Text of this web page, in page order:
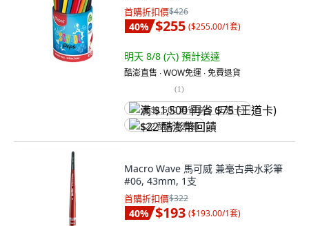
首購折扣價$426
40% $255 ($255.00/1套)
明天 8/8 (六) 預計送達
酷澎直售 ∙ WOW免運 ∙ 免費退貨
(1)
满 $1,500 再省 $75 (王道卡)
$22 酷澎幣回饋
Macro Wave 馬可威 兼毫古典水彩筆
#06, 43mm, 1支
首購折扣價$322
40% $193 ($193.00/1套)